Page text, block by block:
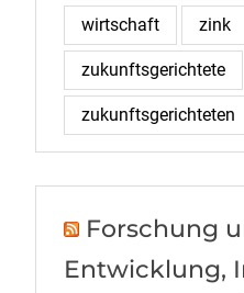
wirtschaft zink
zukunftsgerichtete
zukunftsgerichteten
Forschung
Entwicklung,